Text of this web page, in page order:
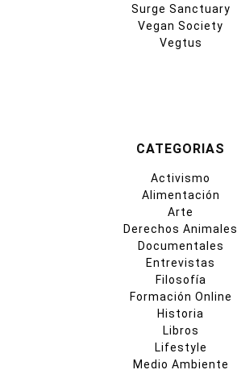
Surge Sanctuary
Vegan Society
Vegtus
CATEGORIAS
Activismo
Alimentación
Arte
Derechos Animales
Documentales
Entrevistas
Filosofía
Formación Online
Historia
Libros
Lifestyle
Medio Ambiente